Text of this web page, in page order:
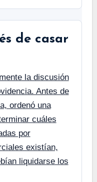
de casar
Antes de
ordenó una
cuáles
por
existían,
liquidarse los